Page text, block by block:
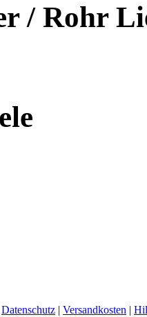
/ Rohr
Datenschutz | Versandkosten |